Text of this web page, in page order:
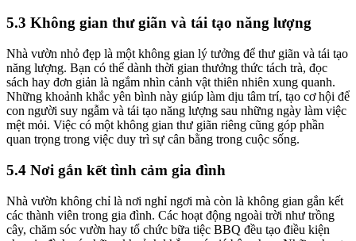
5.3 Không gian thư giãn và tái tạo năng lượng
Nhà vườn nhỏ đẹp là một không gian lý tưởng để thư giãn và tái tạo
năng lượng. Bạn có thể dành thời gian thưởng thức tách trà, đọc
sách hay đơn giản là ngắm nhìn cảnh vật thiên nhiên xung quanh.
Những khoảnh khắc yên bình này giúp làm dịu tâm trí, tạo cơ hội để
con người suy ngẫm và tái tạo năng lượng sau những ngày làm việc
mệt mỏi. Việc có một không gian thư giãn riêng cũng góp phần
quan trọng trong việc duy trì sự cân bằng trong cuộc sống.
5.4 Nơi gắn kết tình cảm gia đình
Nhà vườn không chỉ là nơi nghỉ ngơi mà còn là không gian gắn kết
các thành viên trong gia đình. Các hoạt động ngoài trời như trồng
cây, chăm sóc vườn hay tổ chức bữa tiệc BBQ đều tạo điều kiện